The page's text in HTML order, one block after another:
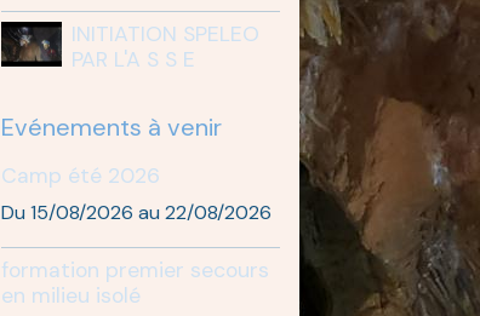
INITIATION SPELEO
PAR L'A S S E
Evénements à venir
Camp été 2026
Du 15/08/2026 au 22/08/2026
formation premier secours
en milieu isolé